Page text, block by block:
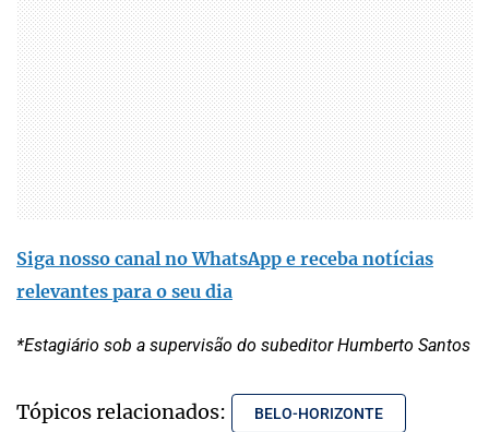
Siga nosso canal no WhatsApp e receba notícias
relevantes para o seu dia
*Estagiário sob a supervisão do subeditor Humberto Santos
Tópicos relacionados: BELO-HORIZONTE